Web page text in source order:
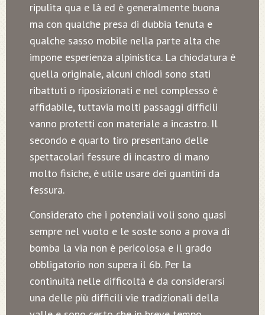
ripulita qua e là ed è generalmente buona
ma con qualche presa di dubbia tenuta e
qualche sasso mobile nella parte alta che
impone esperienza alpinistica. La chiodatura è
quella originale, alcuni chiodi sono stati
ribattuti o riposizionati e nel complesso è
affidabile, tuttavia molti passaggi difficili
vanno protetti con materiale a incastro. Il
secondo e quarto tiro presentano delle
spettacolari fessure di incastro di mano
molto fisiche, è utile usare dei guantini da
fessura.
Considerato che i potenziali voli sono quasi
sempre nel vuoto e le soste sono a prova di
bomba la via non è pericolosa e il grado
obbligatorio non supera il 6b. Per la
continuità nelle difficoltà è da considerarsi
una delle più difficili vie tradizionali della